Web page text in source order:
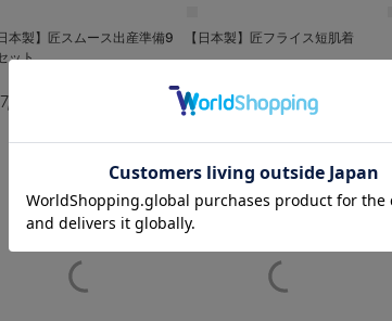
本製】匠スムース出産準備9
ット
【日本製】匠フライス短肌着
￥1,290税込
お気に入り商品を確認する